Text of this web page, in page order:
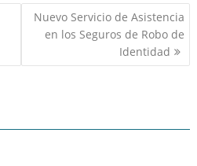
Nuevo Servicio de Asistencia
en los Seguros de Robo de
Identidad